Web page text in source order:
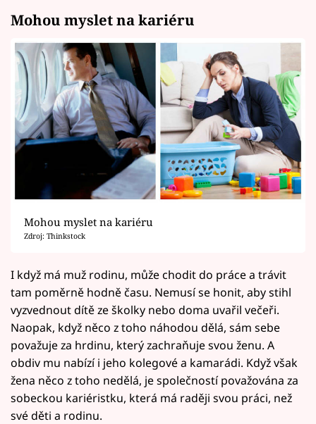
Mohou myslet na kariéru
Mohou myslet na kariéru
Zdroj: Thinkstock
I když má muž rodinu, může chodit do práce a trávit
tam poměrně hodně času. Nemusí se honit, aby stihl
vyzvednout dítě ze školky nebo doma uvařil večeři.
Naopak, když něco z toho náhodou dělá, sám sebe
považuje za hrdinu, který zachraňuje svou ženu. A
obdiv mu nabízí i jeho kolegové a kamarádi. Když však
žena něco z toho nedělá, je společností považována za
sobeckou kariéristku, která má raději svou práci, než
své děti a rodinu.